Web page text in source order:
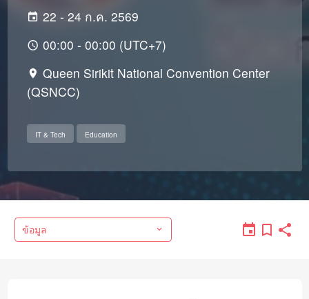
22 - 24 ก.ค. 2569
00:00 - 00:00 (UTC+7)
Queen Sirikit National Convention Center
(QSNCC)
IT & Tech Education
ข้อมูล